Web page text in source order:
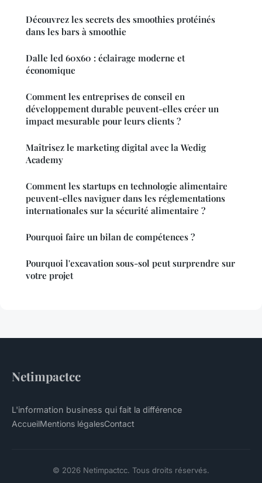
Découvrez les secrets des smoothies protéinés
dans les bars à smoothie
Dalle led 60x60 : éclairage moderne et
économique
Comment les entreprises de conseil en
développement durable peuvent-elles créer un
impact mesurable pour leurs clients ?
Maîtrisez le marketing digital avec la Wedig
Academy
Comment les startups en technologie alimentaire
peuvent-elles naviguer dans les réglementations
internationales sur la sécurité alimentaire ?
Pourquoi faire un bilan de compétences ?
Pourquoi l'excavation sous-sol peut surprendre sur
votre projet
Netimpactcc
L'information business qui fait la différence
AccueilMentions légalesContact
© 2026 Netimpactcc. Tous droits réservés.